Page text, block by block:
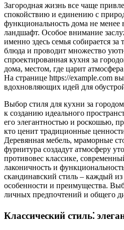
Загородная жизнь все чаще
спокойствию и единению с
функциональность дома не
ландшафт. Особое внимание
именно здесь семья собирается
блюда и проводит множество
спроектированная кухня за
дома, местом, где царит
На странице https://example.com
вдохновляющих идей для
Выбор стиля для кухни за
к созданию идеального
его элегантностью и роскошью,
кто ценит традиционные
Деревянная мебель, мраморные
фурнитура создадут атмосферу
противовес классике,
лаконичность и
скандинавский стиль – каждый
особенности и преимущества.
личных предпочтений и общего
Классический стиль⁚